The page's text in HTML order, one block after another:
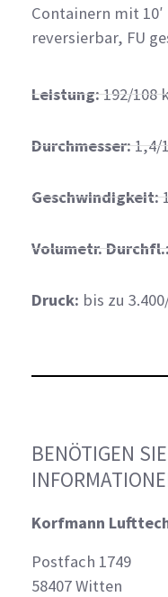
Containern mit
reversierbar, FU
Leistung:192/108
Durchmesser:1,4/
Geschwindigkeit:
Volumetr.
Druck: bis zu
BENÖTIGEN
Korfmann
Postfach 1749
58407 Witten